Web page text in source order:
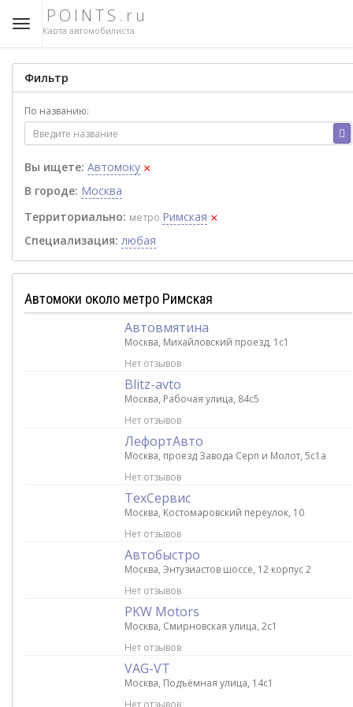
POINTS.ru
Карта автомобилиста
Фильтр
По названию:
Вы ищете: Автомоку ×
В городе: Москва
Территориально: метро Римская ×
Специализация: любая
Автомоки около метро Римская
Автовмятина
Москва, Михайловский проезд, 1с1
Нет отзывов
Blitz-avto
Москва, Рабочая улица, 84с5
Нет отзывов
ЛефортАвто
Москва, проезд Завода Серп и Молот, 5с1а
Нет отзывов
ТехСервис
Москва, Костомаровский переулок, 10
Нет отзывов
Автобыстро
Москва, Энтузиастов шоссе, 12 корпус 2
Нет отзывов
PKW Motors
Москва, Смирновская улица, 2с1
Нет отзывов
VAG-VT
Москва, Подъёмная улица, 14с1
Нет отзывов